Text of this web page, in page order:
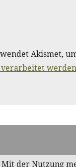
Akismet,
der Nutzung